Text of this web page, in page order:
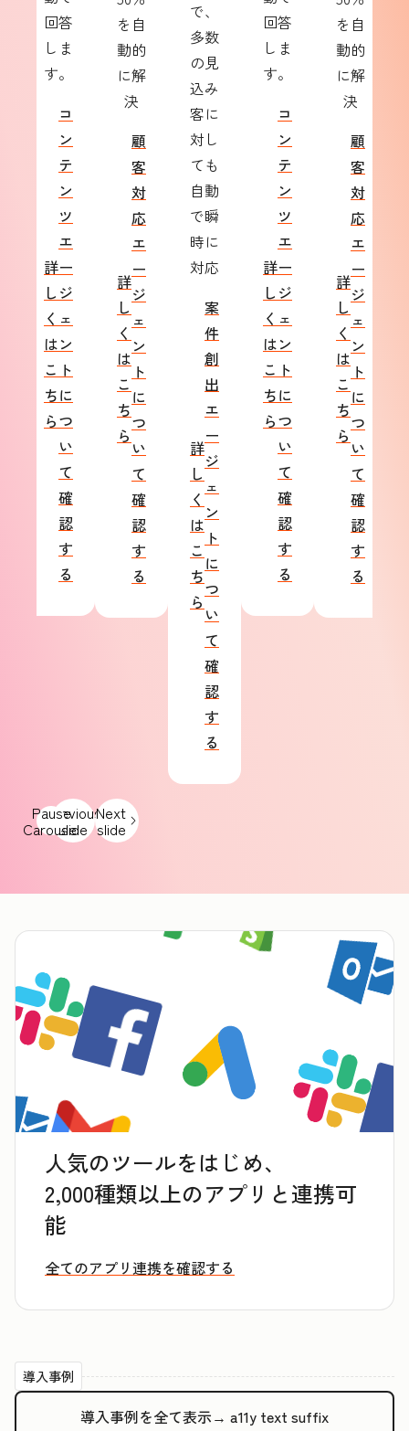
Previous
slide
Next
slide
回答
しま
す。
詳
し
く
は
こ
ち
ら
コ
ン
テ
ン
ツ
エ
ー
ジ
ェ
ン
ト
に
つ
い
て
確
認
す
る
を自
動的
に解
決
詳
し
く
は
こ
ち
ら
顧
客
対
応
エ
ー
ジ
ェ
ン
ト
に
つ
い
て
確
認
す
る
で、
多数
の見
込み
客に
対し
ても
自動
で瞬
時に
対応
詳
し
く
は
こ
ち
ら
案
件
創
出
エ
ー
ジ
ェ
ン
ト
に
つ
い
て
確
認
す
る
回答
しま
す。
詳
し
く
は
こ
ち
ら
コ
ン
テ
ン
ツ
エ
ー
ジ
ェ
ン
ト
に
つ
い
て
確
認
す
る
を自
動的
に解
決
詳
し
く
は
こ
ち
ら
顧
客
対
応
エ
ー
ジ
ェ
ン
ト
に
つ
い
て
確
認
す
る
Pause
Carousel
人気のツールをはじめ、
2,000種類以上のアプリと連携可
能
全てのアプリ連携を確認する
導入事例
導入事例を全て表示→ a11y text suffix